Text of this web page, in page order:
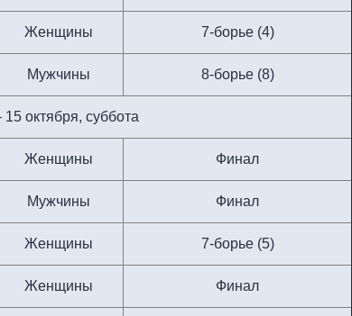
Женщины 7-борье (4)
Мужчины 8-борье (8)
октября, суббота
Женщины Финал
Мужчины Финал
Женщины 7-борье (5)
Женщины Финал